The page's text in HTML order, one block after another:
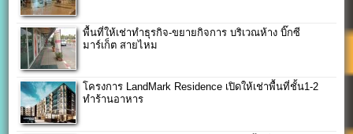
พื้นที่ให้เช่าทำธุรกิจ-ขยายกิจการ บริเวณห้าง บิ๊กซี
มาร์เก็ต สายไหม
โครงการ LandMark Residence เปิดให้เช่าพื้นที่ชั้น1-2
ทำร้านอาหาร